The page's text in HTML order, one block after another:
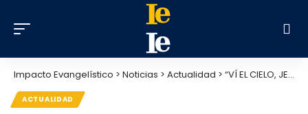
Impacto Evangelístico > Noticias > Actualidad > “VÍ EL CIELO, JESÚS ES REAL”: RELATA MUJER QUE SUFRIÓ UN INFARTO
ACTUALIDAD